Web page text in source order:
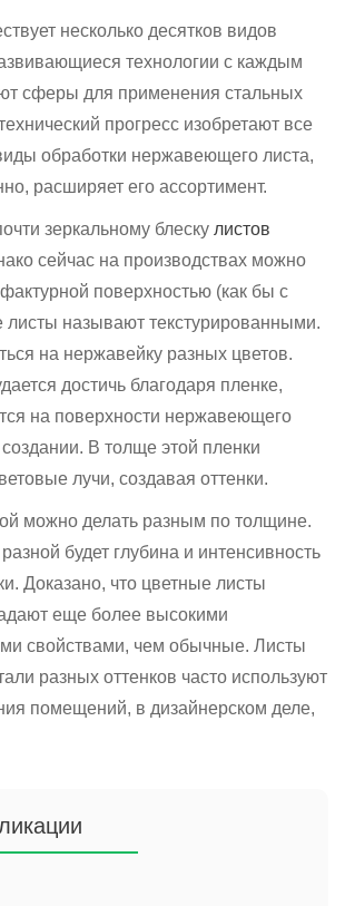
несколько десятков видов
технологии с каждым
сферы для применения стальных
прогресс изобретают все
обработки нержавеющего листа,
расширяет его ассортимент.
зеркальному блеску листов
сейчас на производствах можно
поверхностью (как бы с
листы называют текстурированными.
на нержавейку разных цветов.
достичь благодаря пленке,
на поверхности нержавеющего
В толще этой пленки
лучи, создавая оттенки.
можно делать разным по толщине.
будет глубина и интенсивность
Доказано, что цветные листы
еще более высокими
свойствами, чем обычные. Листы
разных оттенков часто используют
помещений, в дизайнерском деле,